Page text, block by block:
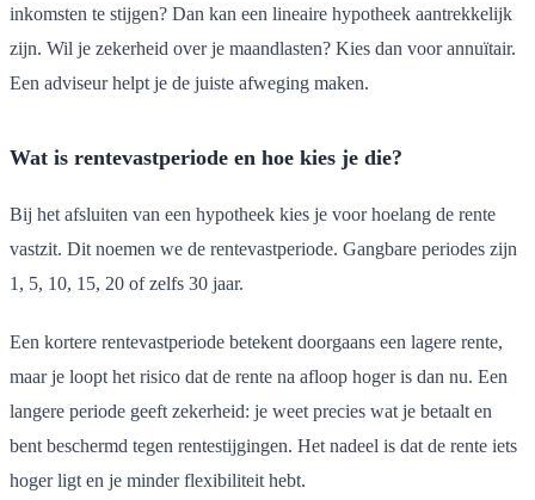
inkomsten te stijgen? Dan kan een lineaire hypotheek aantrekkelijk
zijn. Wil je zekerheid over je maandlasten? Kies dan voor annuïtair.
Een adviseur helpt je de juiste afweging maken.
Wat is rentevastperiode en hoe kies je die?
Bij het afsluiten van een hypotheek kies je voor hoelang de rente
vastzit. Dit noemen we de rentevastperiode. Gangbare periodes zijn
1, 5, 10, 15, 20 of zelfs 30 jaar.
Een kortere rentevastperiode betekent doorgaans een lagere rente,
maar je loopt het risico dat de rente na afloop hoger is dan nu. Een
langere periode geeft zekerheid: je weet precies wat je betaalt en
bent beschermd tegen rentestijgingen. Het nadeel is dat de rente iets
hoger ligt en je minder flexibiliteit hebt.